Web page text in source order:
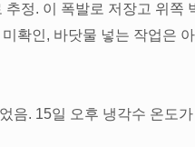
추정. 이 폭발로 저장고 위쪽
확인, 바닷물 넣는 작업은
음. 15일 오후 냉각수 온도